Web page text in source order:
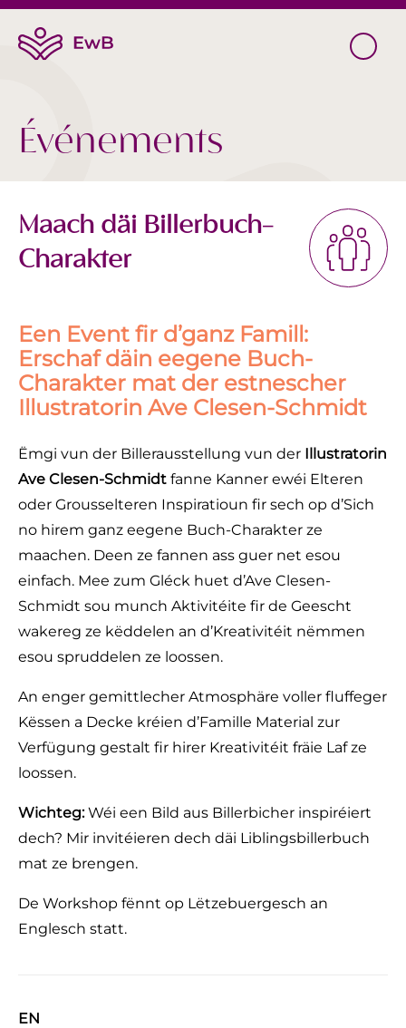
Événements
Maach däi Billerbuch-
Charakter
Een Event fir d’ganz Famill:
Erschaf däin eegene Buch-
Charakter mat der estnescher
Illustratorin Ave Clesen-Schmidt
Ëmgi vun der Billerausstellung vun der Illustratorin
Ave Clesen-Schmidt fanne Kanner ewéi Elteren
oder Grousselteren Inspiratioun fir sech op d’Sich
no hirem ganz eegene Buch-Charakter ze
maachen. Deen ze fannen ass guer net esou
einfach. Mee zum Gléck huet d’Ave Clesen-
Schmidt sou munch Aktivitéite fir de Geescht
wakereg ze këddelen an d’Kreativitéit nëmmen
esou spruddelen ze loossen.
An enger gemittlecher Atmosphäre voller fluffeger
Këssen a Decke kréien d’Famille Material zur
Verfügung gestalt fir hirer Kreativitéit fräie Laf ze
loossen.
Wichteg:Wéi een Bild aus Billerbicher inspiréiert
dech? Mir invitéieren dech däi Liblingsbillerbuch
mat ze brengen.
De Workshop fënnt op Lëtzebuergesch an
Englesch statt.
EN